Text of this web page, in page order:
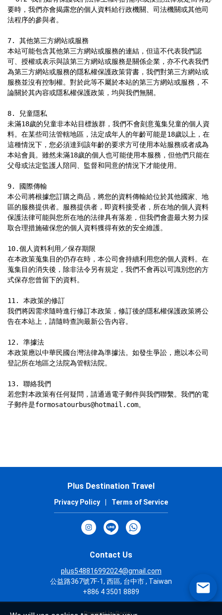
要時，我們亦會揭露您的個人資料給行政機關、司法機關或其他司
法程序的參與者。
7. 其他第三方網站或服務
本站可能包含其他第三方網站或服務的連結，但這不代表我們認
可、授權或表示與該第三方網站或服務是關係企業，亦不代表我們
為第三方網站或服務的隱私權保護政策背書，我們對第三方網站或
服務並沒有控制權。對於此等不屬於本站的第三方網站或服務，不
論關於其內容或隱私權保護政策，均與我們無關。
8. 兒童隱私
未滿18歲的兒童非本站目標族群，我們不會刻意蒐集兒童的個人資
料。在某些司法管轄地區，法定成年人的年齡可能是18歲以上，在
這種情況下，您必須達到該年齡的要求方可使用本站服務或者成為
本站會員。雖然未滿18歲的個人也可能使用本服務，但他們只能在
父母或法定監護人陪同、監督和同意的情況下才能使用。
9. 國際傳輸
本公司將根據您訂購之商品，將您的資料傳輸給位於其他國家、地
區的服務提供者。服務提供者，即資料接受者，所在地的個人資料
保護法律可能與您所在地的法律具有落差，但我們會盡最大努力採
取合理措施確保您的個人資料獲得有效的安全維護。
10.個人資料利用／保存期限
在本政策蒐集目的仍存在時，本公司會持續利用您的個人資料。在
蒐集目的消失後，除非法令另有規定，我們不會再以可識別您的方
式保存您曾留下的資料。
11. 本政策的修訂
我們將因需求隨時進行修訂本政策，修訂後的隱私權保護政策將公
告在本站上，請隨時查詢最新公告內容。
12. 準據法
本政策應以中華民國台灣法律為準據法。如發生爭訟，應以本公司
登記所在地區之法院為管轄法院。
13. 聯絡我們
若您對本政策有任何疑問，請通過電子郵件與我們聯繫。我們的電
子郵件是formosatourbus@hotmail.com。
Plus Destination Travel
Privacy Policy Terms of Service
Contact Us
plus548816992024@gmail.com
公益路367號7F-1, 西區, 台中市 , Taiwan
+886 4 3501 8889
Powered by Rezio